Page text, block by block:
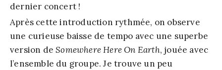
dernier concert !
Après cette introduction rythmée, on observe
une curieuse baisse de tempo avec une superbe
version deSomewhere Here On Earth, jouée avec
l’ensemble du groupe. Je trouve un peu